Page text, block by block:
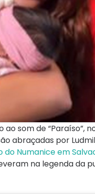
som de “Paraíso”,
abraçadas por
do Numanice em
na legenda da